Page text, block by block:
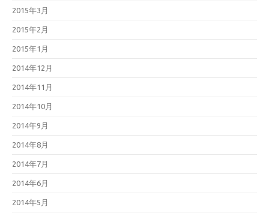
2015年3月
2015年2月
2015年1月
2014年12月
2014年11月
2014年10月
2014年9月
2014年8月
2014年7月
2014年6月
2014年5月